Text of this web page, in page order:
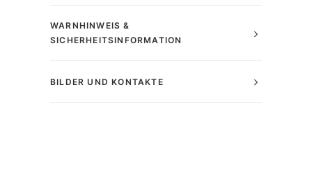
WARNHINWEIS &
SICHERHEITSINFORMATION
BILDER UND KONTAKTE